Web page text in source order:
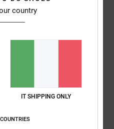
quanto dureranno: sono
country
IT SHIPPING ONLY